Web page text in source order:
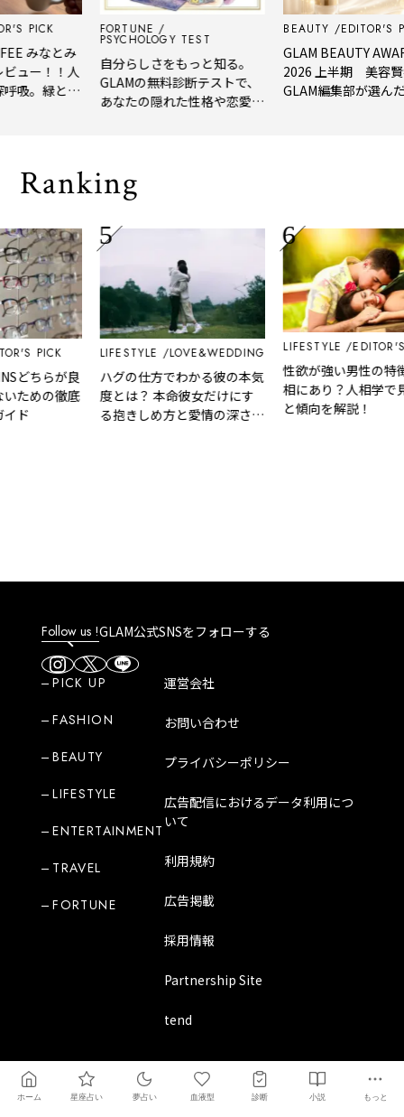
PICK
みなとみ
ー！！人
。緑と
FORTUNE
PSYCHOLOGY TEST
自分らしさをもっと知る。
GLAMの無料診断テストで、
あなたの隠れた性格や恋愛タ
BEAUTY EDITOR'S
GLAM BEAUTY AWARD
2026 上半期 美容賢
GLAM編集部が選んだ
Ranking
PICK
ちらが良
めの徹底
LIFESTYLE LOVE&WEDDING
ハグの仕方でわかる彼の本気
度とは？ 本命彼女だけにす
る抱きしめ方と愛情の深さ診
LIFESTYLE EDITOR'S
性欲が強い男性の特徴
相にあり？人相学で見
と傾向を解説！
Follow us !GLAM公式SNSをフォローする
PICK UP
FASHION
BEAUTY
LIFESTYLE
ENTERTAINMENT
TRAVEL
FORTUNE
運営会社
お問い合わせ
プライバシーポリシー
広告配信におけるデータ利用につ
いて
利用規約
広告掲載
採用情報
Partnership Site
tend
Copyright Mode Media Japan Corporation
ホーム 星座占い 夢占い 血液型 診断 小説 もっと